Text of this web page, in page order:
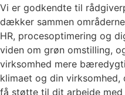
Vi er godkendte til
dækker sammen
HR, procesoptimering og
viden om grøn omstilling,
virksomhed mere
klimaet og din virksomhed,
få støtte til dit arbejde med